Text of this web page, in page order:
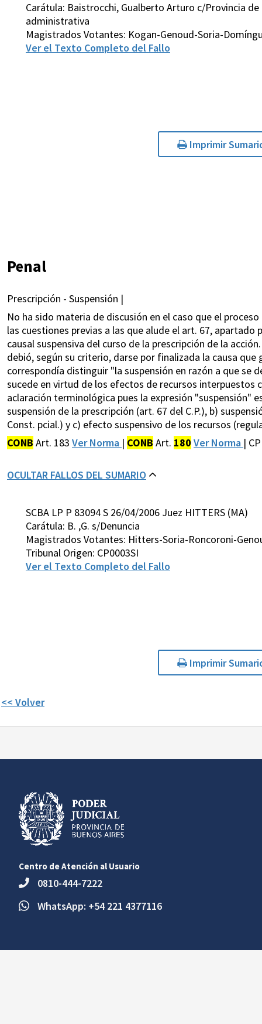
Carátula: Baistrocchi, Gualberto Arturo c/Provincia
administrativa
Magistrados Votantes: Kogan-Genoud-Soria-
Ver el Texto Completo del Fallo
Imprimir
Penal
Prescripción - Suspensión |
No ha sido materia de discusión en el caso que el
las cuestiones previas a las que alude el art. 67,
causal suspensiva del curso de la prescripción de la
debió, según su criterio, darse por finalizada la causa
correspondía distinguir "la suspensión en razón a que se
sucede en virtud de los efectos de recursos interpuestos
aclaración terminológica pues la expresión "suspensión"
suspensión de la prescripción (art. 67 del C.P.), b)
Const. pcial.) y c) efecto suspensivo de los recursos
CONB Art. 183 Ver Norma | CONB Art. 180 Ver Norma |
OCULTAR FALLOS DEL SUMARIO
SCBA LP P 83094 S 26/04/2006 Juez HITTERS (MA)
Carátula: B. ,G. s/Denuncia
Magistrados Votantes: Hitters-Soria-Roncoroni-
Tribunal Origen: CP0003SI
Ver el Texto Completo del Fallo
Imprimir
<< Volver
Centro de Atención al Usuario
0810-444-7222
WhatsApp: +54 221 4377116